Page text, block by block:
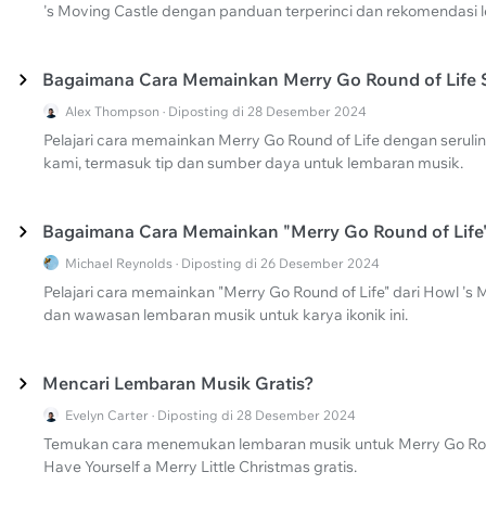
's Moving Castle dengan panduan terperinci dan rekomendasi
Bagaimana Cara Memainkan Merry Go Round of Life
Alex Thompson · Diposting di 28 Desember 2024
Pelajari cara memainkan Merry Go Round of Life dengan
kami, termasuk tip dan sumber daya untuk lembaran musik.
Bagaimana Cara Memainkan "Merry Go Round of
Michael Reynolds · Diposting di 26 Desember 2024
Pelajari cara memainkan "Merry Go Round of Life" dari Howl
dan wawasan lembaran musik untuk karya ikonik ini.
Mencari Lembaran Musik Gratis?
Evelyn Carter · Diposting di 28 Desember 2024
Temukan cara menemukan lembaran musik untuk Merry Go
Have Yourself a Merry Little Christmas gratis.